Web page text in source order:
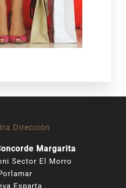
Dirección
Margarita
Sector El Morro
Esparta